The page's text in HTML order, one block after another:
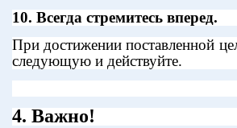
10. Всегда стремитесь вперед.
При достижении поставленной
следующую и действуйте.
4. Важно!